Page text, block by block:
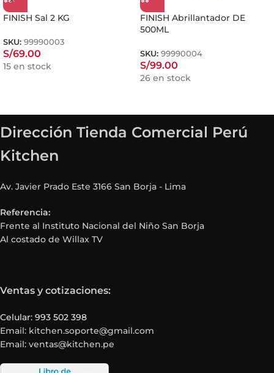
FINISH Sal 2 KG
SKU: 99990003
S/69.00
15 en stock
FINISH Abrillantador DE
500ML
SKU: 99990004
S/99.00
26 en stock
Dirección Tienda Comercial Perú
Kitchen
Av. Javier Prado Este 3166 San Borja - Lima
Referencia:
Frente al Instituto Nacional del Niño San Borja
Al costado de Willax TV
Ventas y cotizaciones:
Celular: 993 502 398
Email: kitchen.soporte@gmail.com
Email: ventas@kitchen.pe